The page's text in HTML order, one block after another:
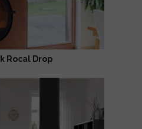
Rocal Drop